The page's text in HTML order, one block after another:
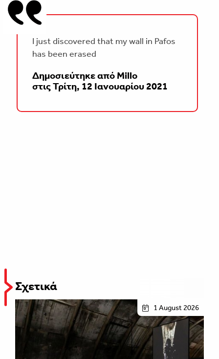
I just discovered that my wall in Pafos
has been erased
Δημοσιεύτηκε από Millo
στιςΤρίτη, 12 Ιανουαρίου 2021
Σχετικά
1 August 2026